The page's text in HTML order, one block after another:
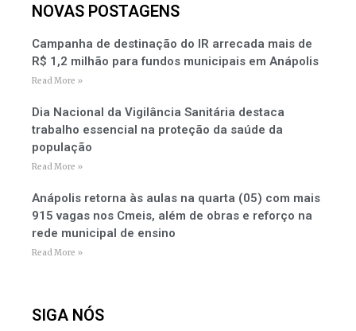
NOVAS POSTAGENS
Campanha de destinação do IR arrecada mais de
R$ 1,2 milhão para fundos municipais em Anápolis
Read More »
Dia Nacional da Vigilância Sanitária destaca
trabalho essencial na proteção da saúde da
população
Read More »
Anápolis retorna às aulas na quarta (05) com mais
915 vagas nos Cmeis, além de obras e reforço na
rede municipal de ensino
Read More »
SIGA NÓS